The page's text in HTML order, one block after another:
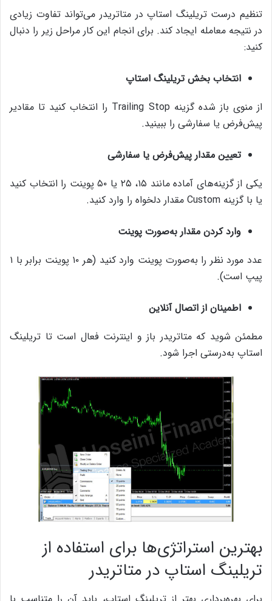
تنظیم درست تریلینگ استاپ در متاتریدر می‌تواند تفاوت زیادی
در نتیجه معامله ایجاد کند. برای انجام این کار مراحل زیر را دنبال
کنید:
انتخاب بخش تریلینگ استاپ
از منوی باز شده گزینه Trailing Stop را انتخاب کنید تا مقادیر
پیش‌فرض یا سفارشی را ببینید.
تعیین مقدار پیش‌فرض یا سفارشی
یکی از گزینه‌های آماده مانند ۱۵، ۲۵ یا ۵۰ پوینت را انتخاب کنید
یا با گزینه Custom مقدار دلخواه را وارد کنید.
وارد کردن مقدار به‌صورت پوینت
عدد مورد نظر را به‌صورت پوینت وارد کنید (هر ۱۰ پوینت برابر با ۱
پیپ است).
اطمینان از اتصال آنلاین
مطمئن شوید که متاتریدر باز و اینترنت فعال است تا تریلینگ
استاپ به‌درستی اجرا شود.
بهترین استراتژی‌ها برای استفاده از
تریلینگ استاپ در متاتریدر